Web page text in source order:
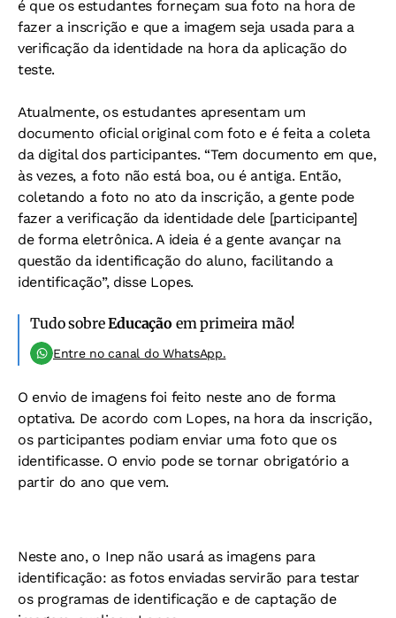
é que os estudantes forneçam sua foto na hora de
fazer a inscrição e que a imagem seja usada para a
verificação da identidade na hora da aplicação do
teste.
Atualmente, os estudantes apresentam um
documento oficial original com foto e é feita a coleta
da digital dos participantes. “Tem documento em que,
às vezes, a foto não está boa, ou é antiga. Então,
coletando a foto no ato da inscrição, a gente pode
fazer a verificação da identidade dele [participante]
de forma eletrônica. A ideia é a gente avançar na
questão da identificação do aluno, facilitando a
identificação”, disse Lopes.
Tudo sobreEducação em primeira mão!
Entre no canal do WhatsApp.
O envio de imagens foi feito neste ano de forma
optativa. De acordo com Lopes, na hora da inscrição,
os participantes podiam enviar uma foto que os
identificasse. O envio pode se tornar obrigatório a
partir do ano que vem.
Neste ano, o Inep não usará as imagens para
identificação: as fotos enviadas servirão para testar
os programas de identificação e de captação de